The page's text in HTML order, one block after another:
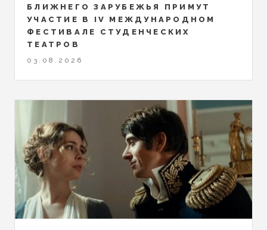
БЛИЖНЕГО ЗАРУБЕЖЬЯ ПРИМУТ
УЧАСТИЕ В IV МЕЖДУНАРОДНОМ
ФЕСТИВАЛЕ СТУДЕНЧЕСКИХ
ТЕАТРОВ
03.08.2026